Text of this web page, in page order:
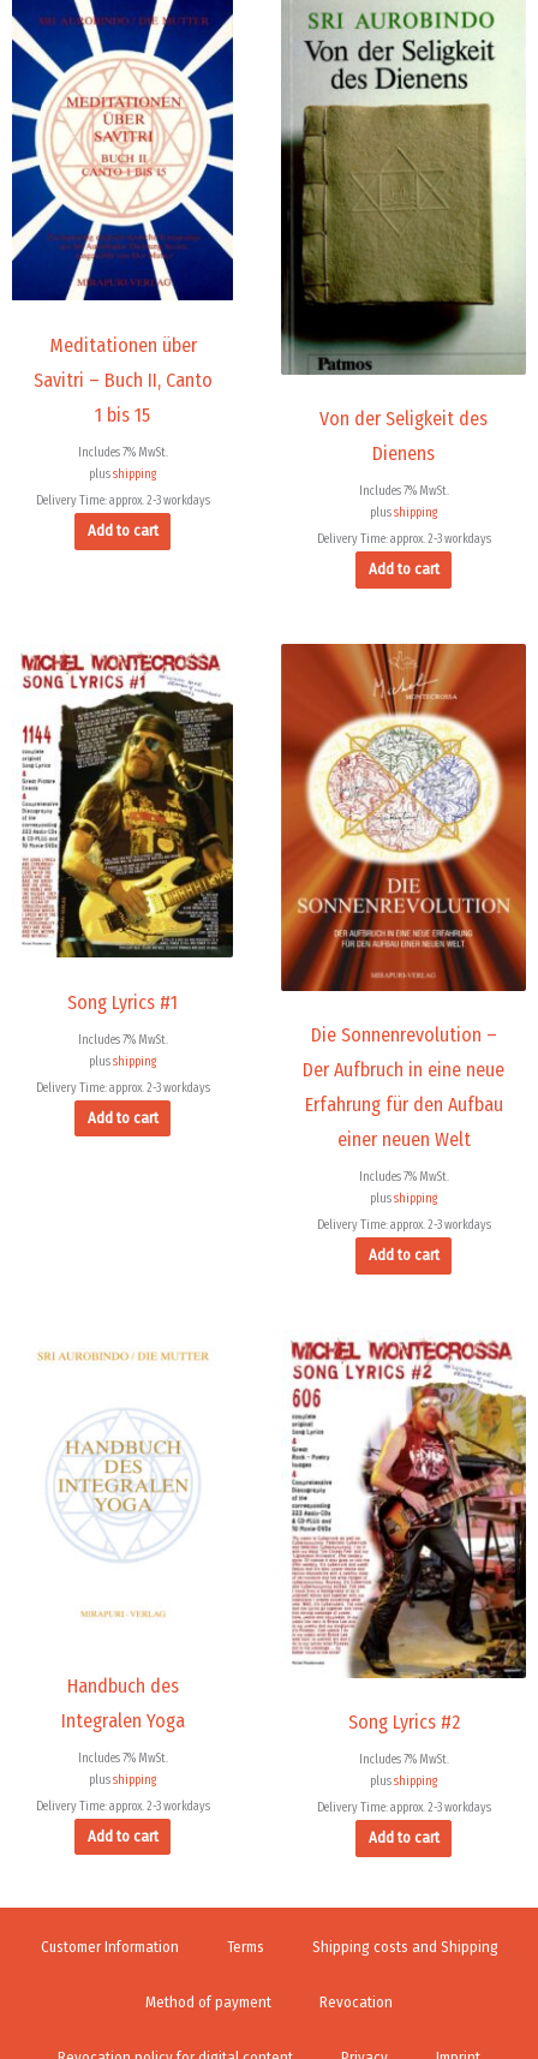
Meditationen über
Savitri – Buch II, Canto
1 bis 15
Includes 7% MwSt.
plusshipping
Delivery Time: approx. 2-3 workdays
Add to cart
Von der Seligkeit des
Dienens
Includes 7% MwSt.
plusshipping
Delivery Time: approx. 2-3 workdays
Add to cart
Song Lyrics #1
Includes 7% MwSt.
plusshipping
Delivery Time: approx. 2-3 workdays
Add to cart
Die Sonnenrevolution –
Der Aufbruch in eine neue
Erfahrung für den Aufbau
einer neuen Welt
Includes 7% MwSt.
plusshipping
Delivery Time: approx. 2-3 workdays
Add to cart
Handbuch des
Integralen Yoga
Includes 7% MwSt.
plusshipping
Delivery Time: approx. 2-3 workdays
Add to cart
Song Lyrics #2
Includes 7% MwSt.
plusshipping
Delivery Time: approx. 2-3 workdays
Add to cart
Customer Information Terms Shipping costs and Shipping
Method of payment Revocation